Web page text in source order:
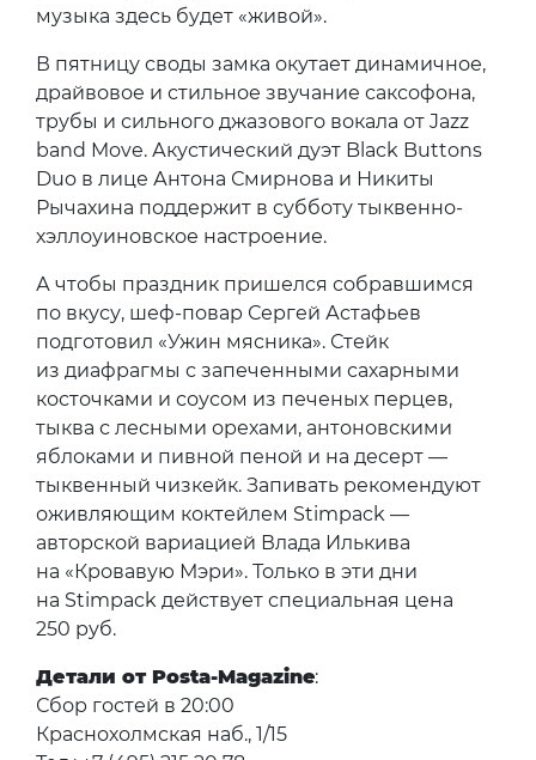
музыка здесь будет «живой».
В пятницу своды замка окутает динамичное,
драйвовое и стильное звучание саксофона,
трубы и сильного джазового вокала от Jazz
band Move. Акустический дуэт Black Buttons
Duo в лице Антона Смирнова и Никиты
Рычахина поддержит в субботу тыквенно-
хэллоуиновское настроение.
А чтобы праздник пришелся собравшимся
по вкусу, шеф-повар Сергей Астафьев
подготовил «Ужин мясника». Стейк
из диафрагмы с запеченными сахарными
косточками и соусом из печеных перцев,
тыква с лесными орехами, антоновскими
яблоками и пивной пеной и на десерт —
тыквенный чизкейк. Запивать рекомендуют
оживляющим коктейлем Stimpack —
авторской вариацией Влада Илькива
на «Кровавую Мэри». Только в эти дни
на Stimpack действует специальная цена
250 руб.
Детали от Posta-Magazine:
Сбор гостей в 20:00
Краснохолмская наб., 1/15